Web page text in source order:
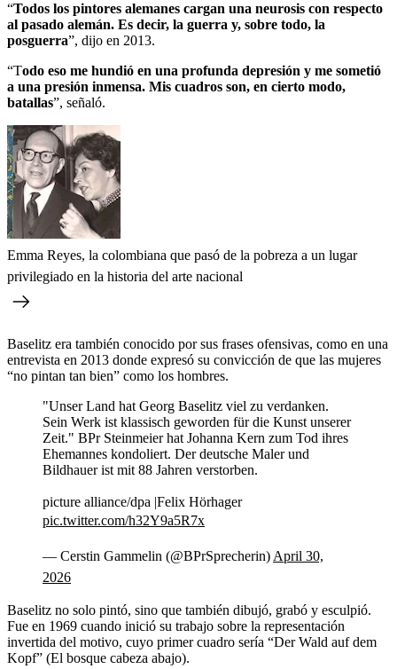
“Todos los pintores alemanes cargan una neurosis con respecto
al pasado alemán. Es decir, la guerra y, sobre todo, la
posguerra”, dijo en 2013.
“Todo eso me hundió en una profunda depresión y me sometió
a una presión inmensa. Mis cuadros son, en cierto modo,
batallas”, señaló.
Emma Reyes, la colombiana que pasó de la pobreza a un lugar
privilegiado en la historia del arte nacional
Baselitz era también conocido por sus frases ofensivas, como en una
entrevista en 2013 donde expresó su convicción de que las mujeres
“no pintan tan bien” como los hombres.
"Unser Land hat Georg Baselitz viel zu verdanken.
Sein Werk ist klassisch geworden für die Kunst unserer
Zeit." BPr Steinmeier hat Johanna Kern zum Tod ihres
Ehemannes kondoliert. Der deutsche Maler und
Bildhauer ist mit 88 Jahren verstorben.
picture alliance/dpa |Felix Hörhager
pic.twitter.com/h32Y9a5R7x
— Cerstin Gammelin (@BPrSprecherin)April 30,
2026
Baselitz no solo pintó, sino que también dibujó, grabó y esculpió.
Fue en 1969 cuando inició su trabajo sobre la representación
invertida del motivo, cuyo primer cuadro sería “Der Wald auf dem
Kopf” (El bosque cabeza abajo).